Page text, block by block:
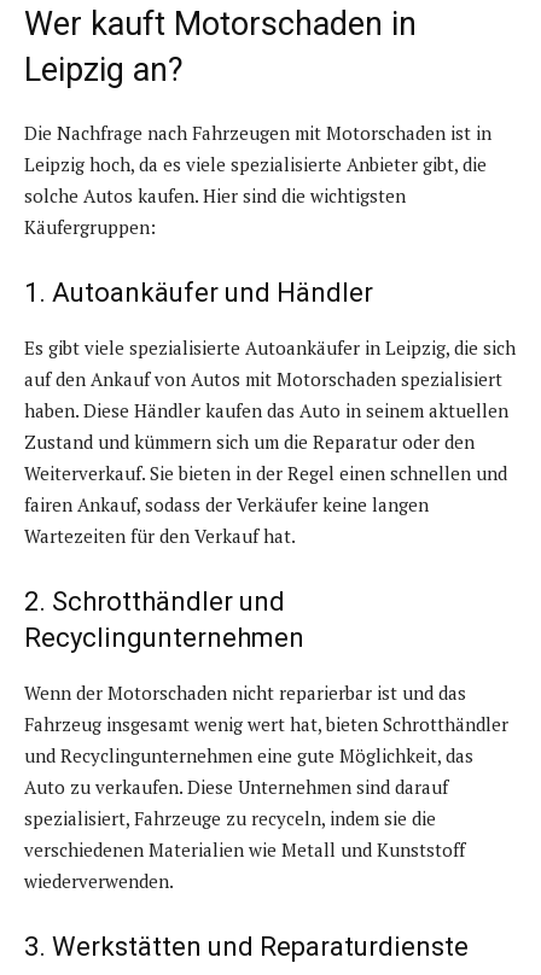
Wer kauft Motorschaden in
Leipzig an?
Die Nachfrage nach Fahrzeugen mit Motorschaden ist in
Leipzig hoch, da es viele spezialisierte Anbieter gibt, die
solche Autos kaufen. Hier sind die wichtigsten
Käufergruppen:
1. Autoankäufer und Händler
Es gibt viele spezialisierte Autoankäufer in Leipzig, die sich
auf den Ankauf von Autos mit Motorschaden spezialisiert
haben. Diese Händler kaufen das Auto in seinem aktuellen
Zustand und kümmern sich um die Reparatur oder den
Weiterverkauf. Sie bieten in der Regel einen schnellen und
fairen Ankauf, sodass der Verkäufer keine langen
Wartezeiten für den Verkauf hat.
2. Schrotthändler und
Recyclingunternehmen
Wenn der Motorschaden nicht reparierbar ist und das
Fahrzeug insgesamt wenig wert hat, bieten Schrotthändler
und Recyclingunternehmen eine gute Möglichkeit, das
Auto zu verkaufen. Diese Unternehmen sind darauf
spezialisiert, Fahrzeuge zu recyceln, indem sie die
verschiedenen Materialien wie Metall und Kunststoff
wiederverwenden.
3. Werkstätten und Reparaturdienste